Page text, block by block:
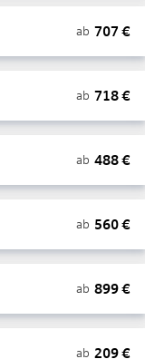
ab 707 €
ab 718€
ab 488€
ab 560€
ab 899€
ab 209€